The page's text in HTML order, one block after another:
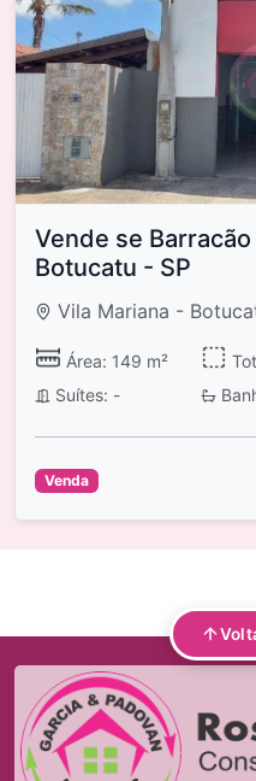
Vende se
Botucatu - SP
Vila Mariana -
Área: 149 m²
Suítes: -
Venda